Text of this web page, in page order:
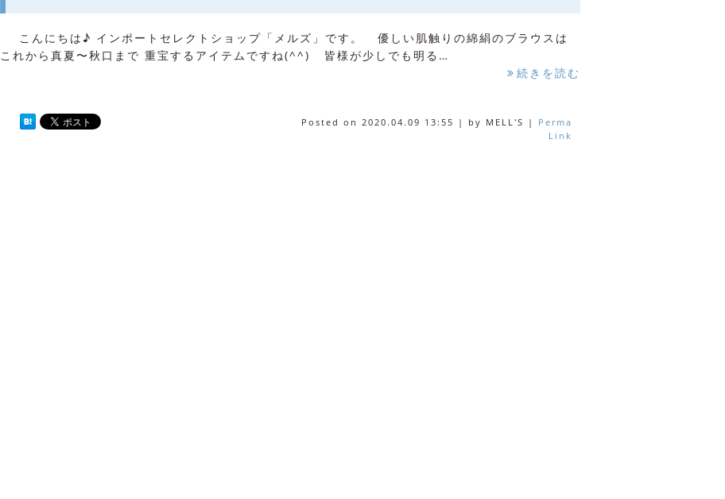
こんにちは♪ インポートセレクトショップ「メルズ」です。 優しい肌触りの綿絹のブラウスは
これから真夏〜秋口まで 重宝するアイテムですね(^^) 皆様が少しでも明る…
続きを読む
Posted on 2020.04.09 13:55 | by MELL'S | Perma
Link